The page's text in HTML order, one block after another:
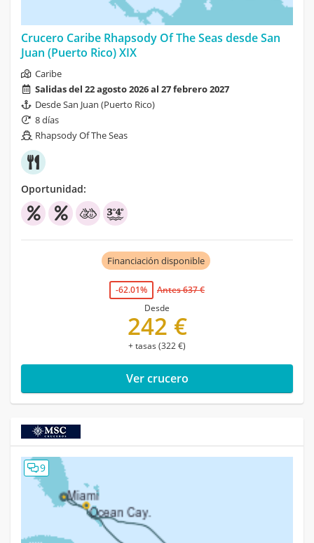
Crucero Caribe Rhapsody Of The Seas desde San
Juan (Puerto Rico) XIX
Caribe
Salidas del 22 agosto 2026 al 27 febrero 2027
Desde San Juan (Puerto Rico)
8 días
Rhapsody Of The Seas
Oportunidad:
Financiación disponible
-62.01%
Antes 637 €
Desde
242 €
+ tasas (322 €)
Ver crucero
9